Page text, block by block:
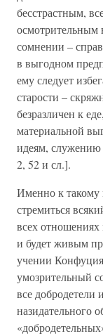
бесстрастным,
осмотрительным
сомнении –
в выгодном
ему следует
старости –
безразличен к
материальной
идеям,
2, 52 и сл.].
Именно к
стремиться
всех отношениях
и будет живым
учении
умозрительный
все добродетели
назидательного